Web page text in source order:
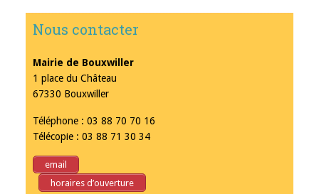
Nous contacter
Mairie de Bouxwiller
1 place du Château
67330 Bouxwiller
Téléphone : 03 88 70 70 16
Télécopie : 03 88 71 30 34
email
horaires d’ouverture